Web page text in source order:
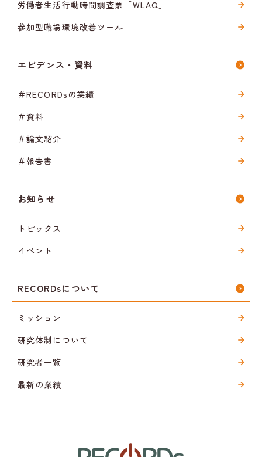
労働者生活行動時間調査票「WLAQ」
参加型職場環境改善ツール
エビデンス・資料
＃RECORDsの業績
＃資料
＃論文紹介
＃報告書
お知らせ
トピックス
イベント
RECORDsについて
ミッション
研究体制について
研究者一覧
最新の業績